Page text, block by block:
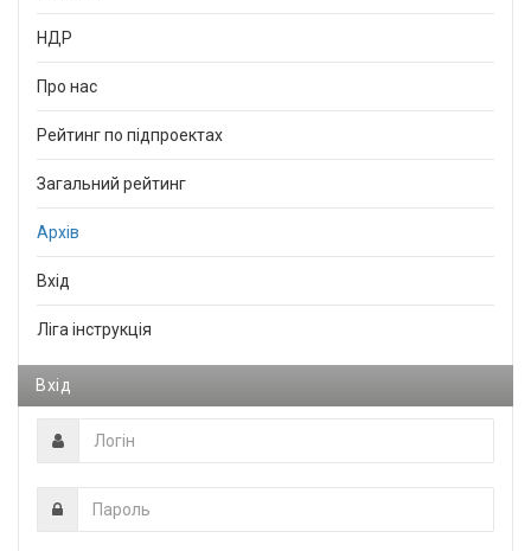
НДР
Про нас
Рейтинг по підпроектах
Загальний рейтинг
Архів
Вхід
Ліга інструкція
Вхід